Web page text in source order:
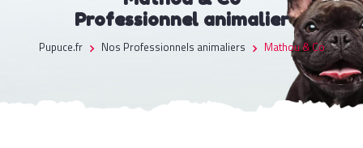
Professionnel animalier
Pupuce.fr Nos Professionnels animaliers Mathou & Co